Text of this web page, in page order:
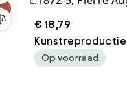
€ 18,79
Kunstreproductie
c.1872-5, Pierre
Op voorraad